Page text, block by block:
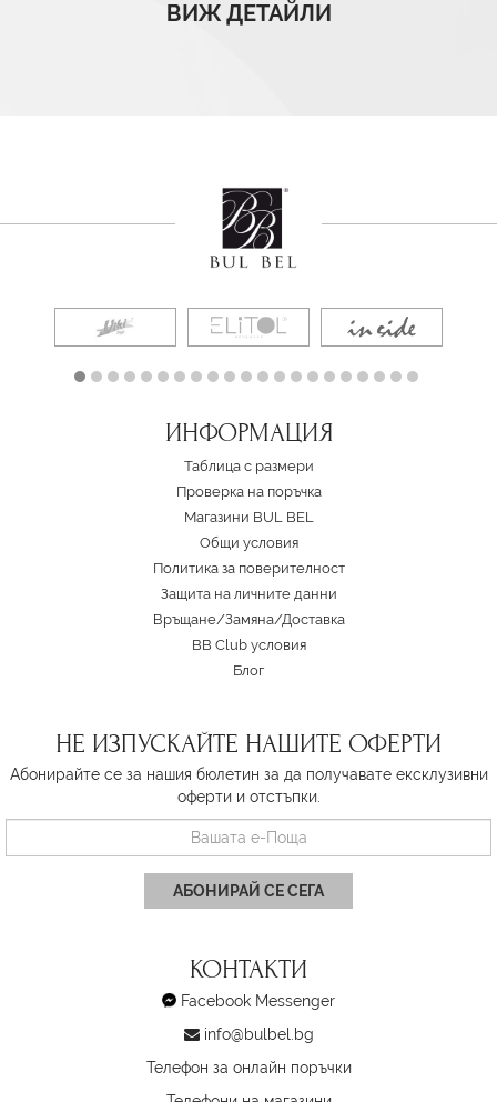
ВИЖ ДЕТАЙЛИ
ИНФОРМАЦИЯ
Таблица с размери
Проверка на поръчка
Магазини BUL BEL
Oбщи условия
Политика за поверителност
Защита на личните данни
Връщане/Замяна/Доставка
BB Club условия
Блог
НЕ ИЗПУСКАЙТЕ НАШИТЕ ОФЕРТИ
Абонирайте се за нашия бюлетин за да получавате ексклузивни
оферти и отстъпки.
АБОНИРАЙ СЕ СЕГА
КОНТАКТИ
Facebook Messenger
info@bulbel.bg
Телефон за онлайн поръчки